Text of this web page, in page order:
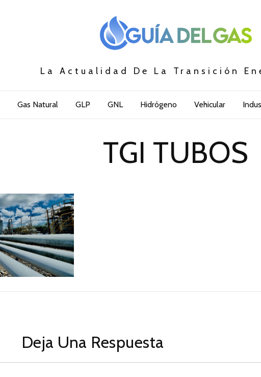
La Actualidad De La Transición
Gas Natural GLP GNL Hidrógeno Vehicular
TGI TUBOS
Deja Una Respuesta